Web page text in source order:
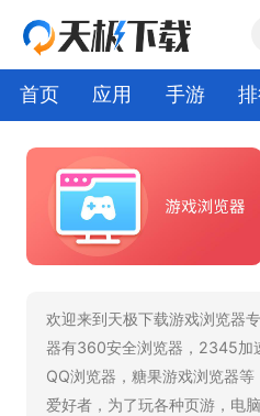
首页 应用 手游
欢迎来到天极下载游戏浏览器
器有360安全浏览器，2345加
QQ浏览器，糖果游戏浏览器
爱好者，为了玩各种页游，电